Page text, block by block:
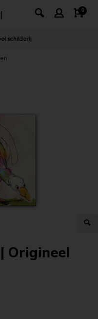
0
schilderij
Origineel